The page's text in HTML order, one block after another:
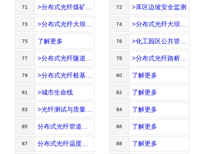
71 >分布式光纤煤矿安全监测 72 >库区边坡安全监测
73 >分布式光纤大坝渗漏监测 74 >分布式光纤大坝应变沉降监测
75 了解更多 76 >化工园区公共管廊沉降监测
77 >分布式光纤隧道变形监测 78 >分布式光纤路桥健康监测
79 >分布式光纤桩基沉降监测 80 了解更多
81 >城市生命线 82 了解更多
83 >光纤测试与质量控制 84 了解更多
85 分布式光纤管道本体三维变形监测以及优势 86 了解更多
87 分布式光纤温度传感 88 了解更多